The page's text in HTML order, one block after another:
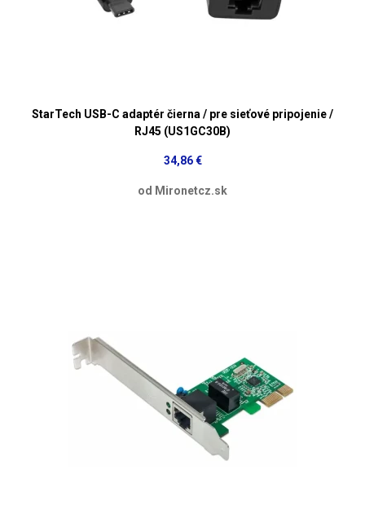
StarTech USB-C adaptér čierna / pre sieťové pripojenie /
RJ45 (US1GC30B)
34,86 €
od Mironetcz.sk